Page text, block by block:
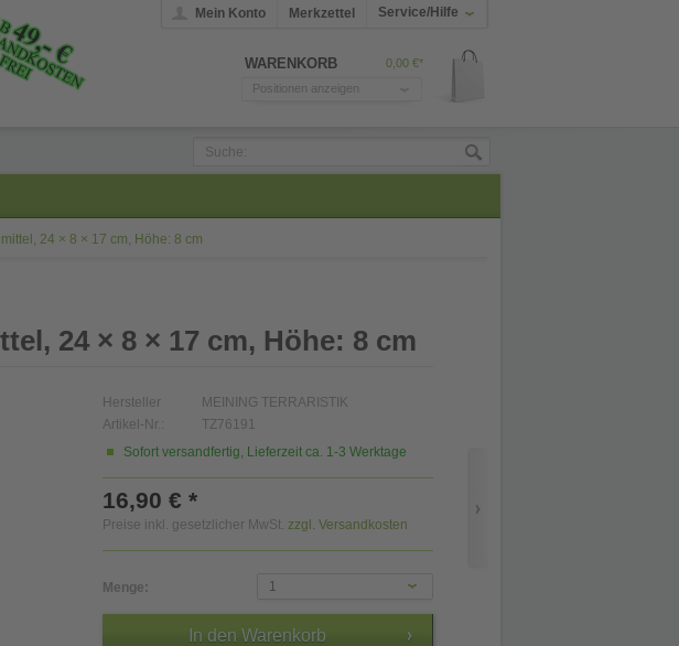
Mein Konto Merkzettel Service/Hilfe
WARENKORB
0,00 €*
Positionen anzeigen
24 × 8 × 17 cm, Höhe: 8 cm
24 × 8 × 17 cm, Höhe: 8 cm
Hersteller
MEINING TERRARISTIK
Artikel-Nr.:
TZ76191
Sofort versandfertig, Lieferzeit ca. 1-3 Werktage
16,90 € *
Preise inkl. gesetzlicher MwSt. zzgl. Versandkosten
Menge: 1